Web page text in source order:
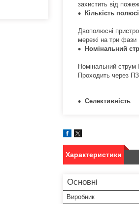
захистить від
Кількість
Двополюсні
мережі на три фази
Номінальний
Номінальний струм
Проходить через
Селективність
Характеристики
Основні
Виробник